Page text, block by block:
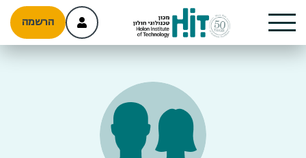
הרשמה